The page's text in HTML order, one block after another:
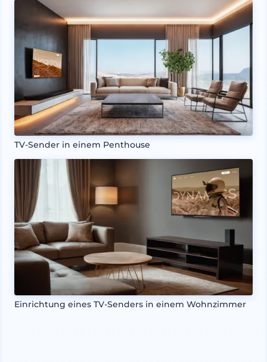
TV-Sender in einem Penthouse
Einrichtung eines TV-Senders in einem Wohnzimmer